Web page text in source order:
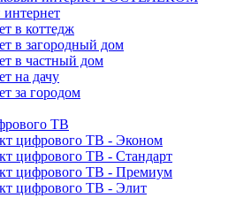
в коттедж
в загородный дом
в частный дом
на дачу
за городом
ТВ
цифрового ТВ - Эконом
цифрового ТВ - Стандарт
цифрового ТВ - Премиум
цифрового ТВ - Элит